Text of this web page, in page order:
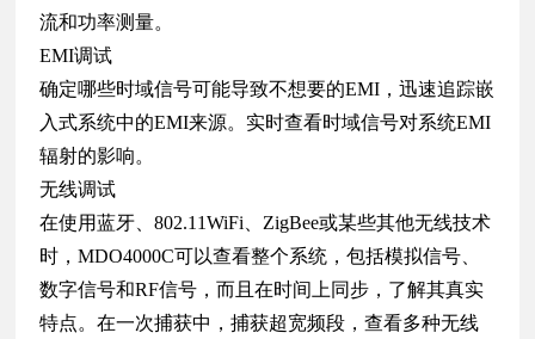
流和功率测量。
EMI调试
确定哪些时域信号可能导致不想要的EMI，迅速追踪嵌
入式系统中的EMI来源。实时查看时域信号对系统EMI
辐射的影响。
无线调试
在使用蓝牙、802.11WiFi、ZigBee或某些其他无线技术
时，MDO4000C可以查看整个系统，包括模拟信号、
数字信号和RF信号，而且在时间上同步，了解其真实
特点。在一次捕获中，捕获超宽频段，查看多种无线